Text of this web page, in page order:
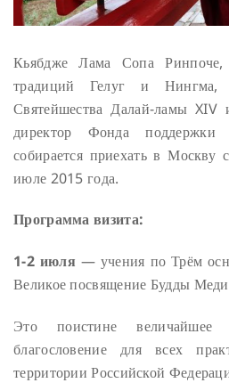
Кьябдже Лама Сопа Ринпоче,
традиций Гелуг и Нингма,
Святейшества Далай-ламы
директор Фонда поддержки
собирается приехать в
июле 2015 года.
Программа визита:
1-2 июля — учения по Трём
Великое посвящение Будды
Это поистине
благословение для всех
территории Российской